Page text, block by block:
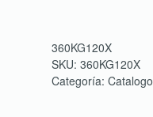
360KG120X
SKU: 360KG120X
Categoría: Catalogo